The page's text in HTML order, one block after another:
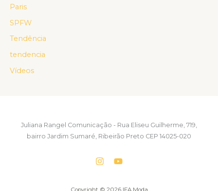
Paris
SPFW
Tendência
tendencia
Vídeos
Juliana Rangel Comunicação - Rua Eliseu Guilherme, 719,
bairro Jardim Sumaré, Ribeirão Preto CEP 14025-020
Copyright © 2026 IFA Moda